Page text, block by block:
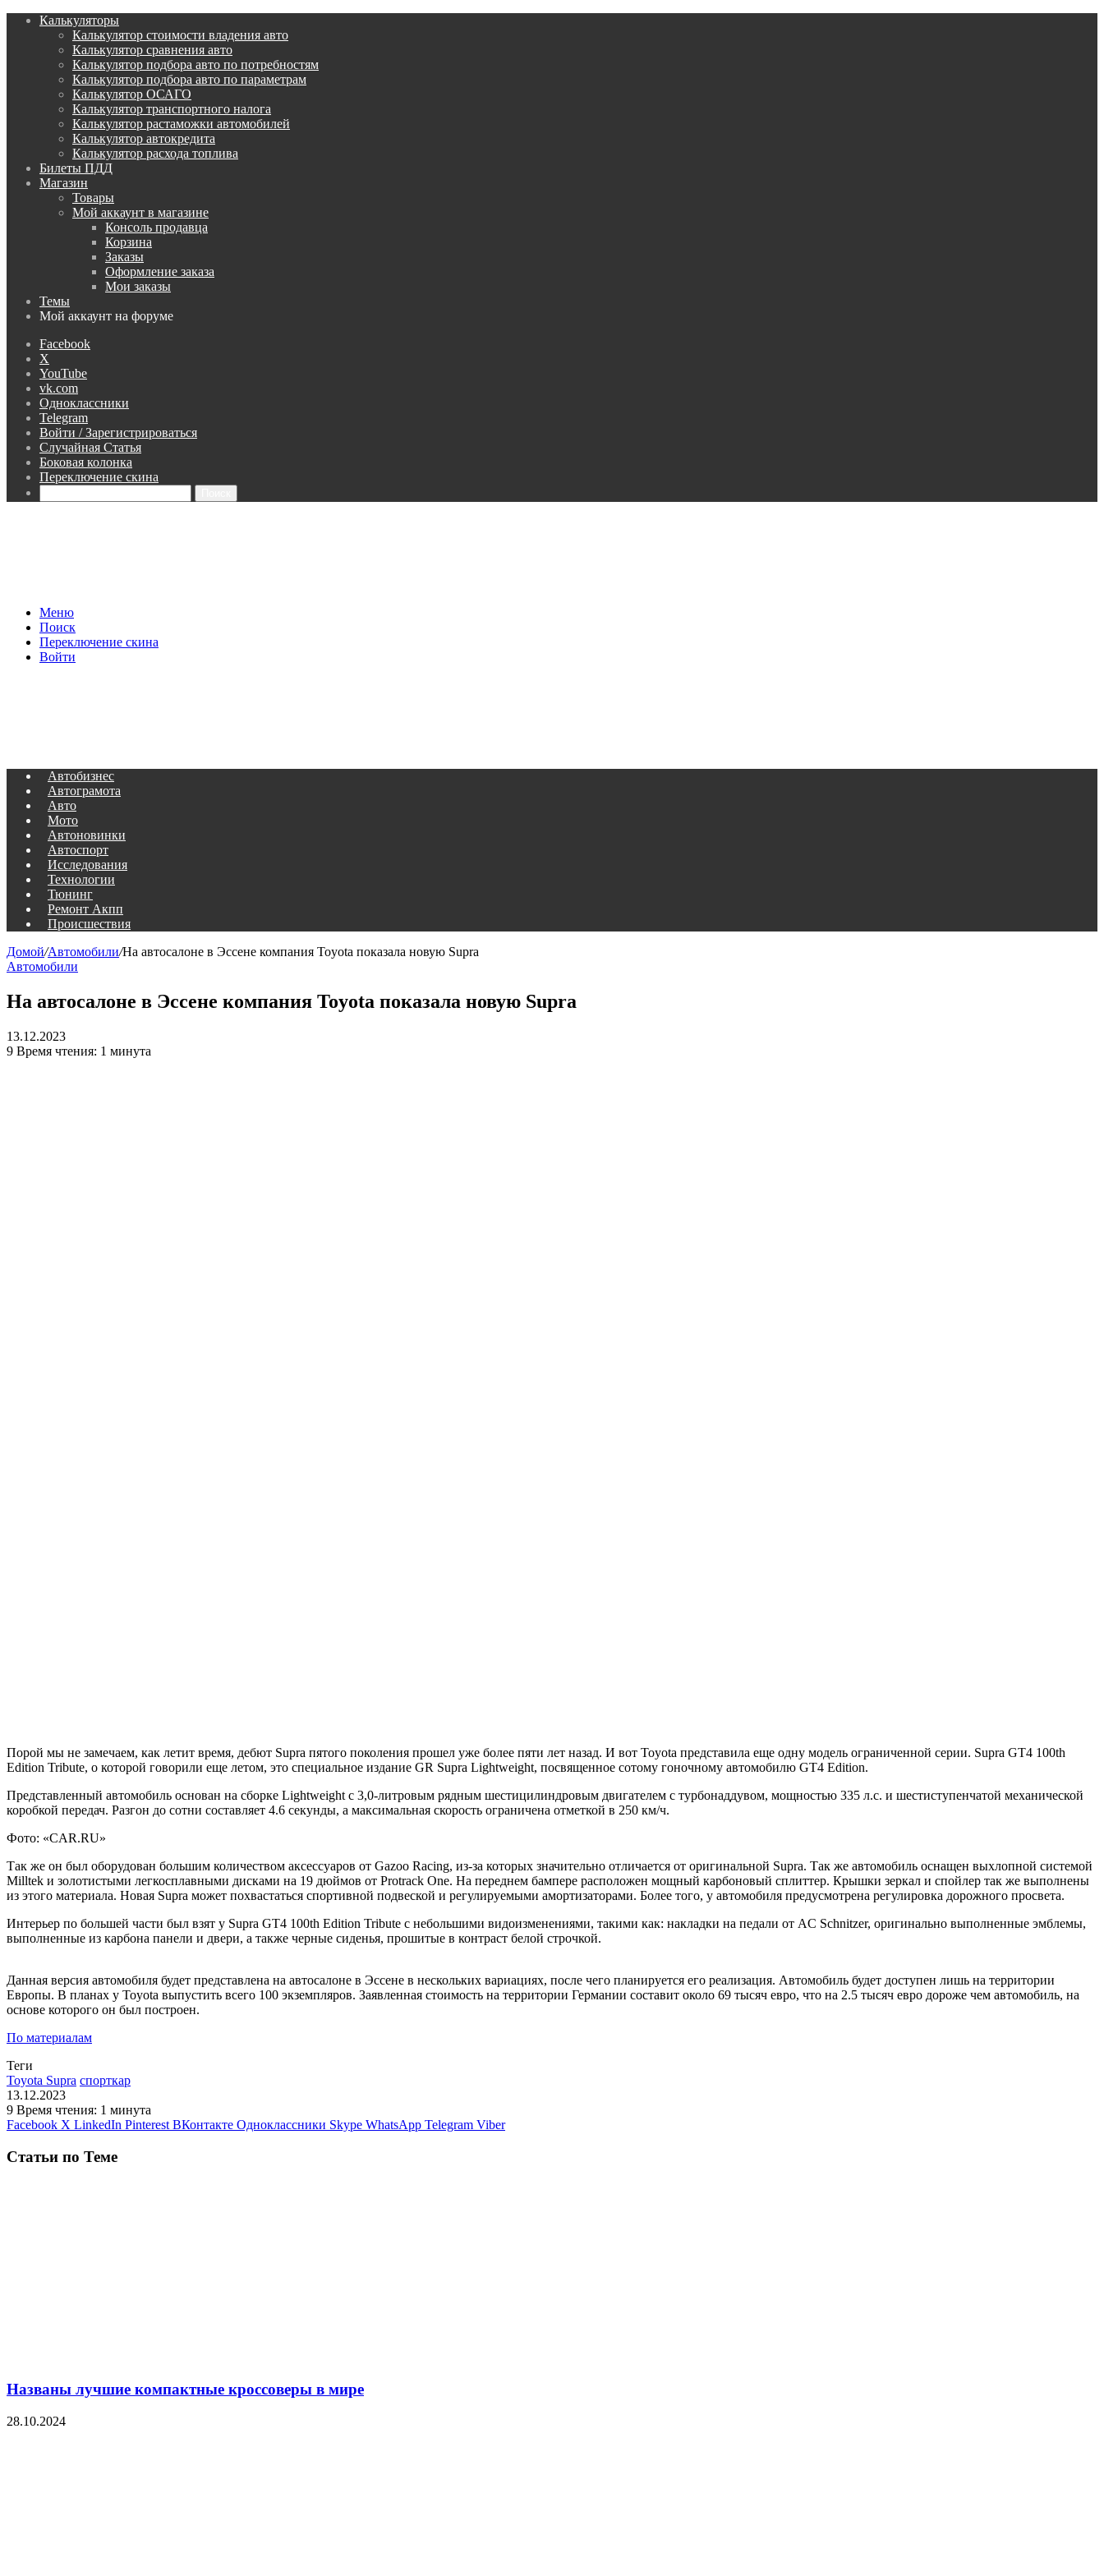
Калькуляторы
Калькулятор стоимости владения авто
Калькулятор сравнения авто
Калькулятор подбора авто по потребностям
Калькулятор подбора авто по параметрам
Калькулятор ОСАГО
Калькулятор транспортного налога
Калькулятор растаможки автомобилей
Калькулятор автокредита
Калькулятор расхода топлива
Билеты ПДД
Магазин
Товары
Мой аккаунт в магазине
Консоль продавца
Корзина
Заказы
Оформление заказа
Мои заказы
Темы
Мой аккаунт на форуме
Facebook
X
YouTube
vk.com
Одноклассники
Telegram
Войти / Зарегистрироваться
Случайная Статья
Боковая колонка
Переключение скина
Меню
Поиск
Переключение скина
Войти
Автобизнес
Автограмота
Авто
Мото
Автоновинки
Автоспорт
Исследования
Технологии
Тюнинг
Ремонт Акпп
Происшествия
Домой/Автомобили/На автосалоне в Эссене компания Toyota показала новую Supra
Автомобили
На автосалоне в Эссене компания Toyota показала новую Supra
13.12.2023
9 Время чтения: 1 минута
Порой мы не замечаем, как летит время, дебют Supra пятого поколения прошел уже более пяти лет назад. И вот Toyota представила еще одну модель ограниченной серии. Supra GT4 100th
Edition Tribute, о которой говорили еще летом, это специальное издание GR Supra Lightweight, посвященное сотому гоночному автомобилю GT4 Edition.
Представленный автомобиль основан на сборке Lightweight с 3,0-литровым рядным шестицилиндровым двигателем с турбонаддувом, мощностью 335 л.с. и шестиступенчатой ​​механической
коробкой передач. Разгон до сотни составляет 4.6 секунды, а максимальная скорость ограничена отметкой в 250 км/ч.
Фото: «CAR.RU»
Так же он был оборудован большим количеством аксессуаров от Gazoo Racing, из-за которых значительно отличается от оригинальной Supra. Так же автомобиль оснащен выхлопной системой
Milltek и золотистыми легкосплавными дисками на 19 дюймов от Protrack One. На переднем бампере расположен мощный карбоновый сплиттер. Крышки зеркал и спойлер так же выполнены
из этого материала. Новая Supra может похвастаться спортивной подвеской и регулируемыми амортизаторами. Более того, у автомобиля предусмотрена регулировка дорожного просвета.
Интерьер по большей части был взят у Supra GT4 100th Edition Tribute с небольшими видоизменениями, такими как: накладки на педали от AC Schnitzer, оригинально выполненные эмблемы,
выполненные из карбона панели и двери, а также черные сиденья, прошитые в контраст белой строчкой.
Данная версия автомобиля будет представлена на автосалоне в Эссене в нескольких вариациях, после чего планируется его реализация. Автомобиль будет доступен лишь на территории
Европы. В планах у Toyota выпустить всего 100 экземпляров. Заявленная стоимость на территории Германии составит около 69 тысяч евро, что на 2.5 тысяч евро дороже чем автомобиль, на
основе которого он был построен.
По материалам
Теги
Toyota Supra спорткар
13.12.2023
9 Время чтения: 1 минута
Facebook X LinkedIn Pinterest ВКонтакте Одноклассники Skype WhatsApp Telegram Viber
Статьи по Теме
Названы лучшие компактные кроссоверы в мире
28.10.2024